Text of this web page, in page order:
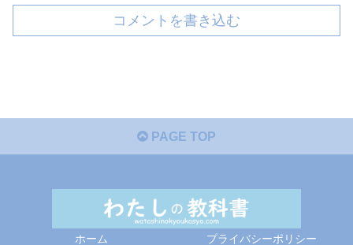
コメントを書き込む
PAGE TOP
ホーム
プライバシーポリシー